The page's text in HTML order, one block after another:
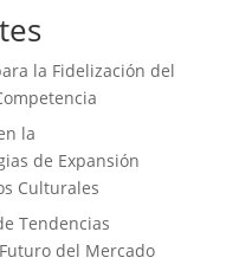
la Fidelización del
la
de Expansión
Culturales
Tendencias
del Mercado